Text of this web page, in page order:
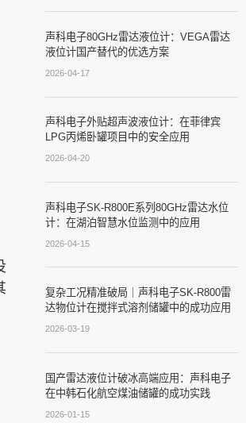
声科电子80GHz雷达液位计：VEGA雷达
液位计国产替代的优选方案
2026-04-17
声科电子外贴超声波液位计：在菲律宾
LPG丙烯卧罐项目中的安全应用
2026-04-20
声科电子SK-R800E系列80GHz雷达水位
计：在湖泊智慧水位监测中的应用
2026-04-15
复杂工况精准破局｜声科电子SK-R800雷
达物位计在搅拌式溶剂储罐中的成功应用
2026-03-19
国产雷达液位计破冰高端应用：声科电子
在中韩石化航空煤油储罐的成功实践
2026-01-15